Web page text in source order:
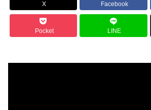
X Facebook
Pocket LINE